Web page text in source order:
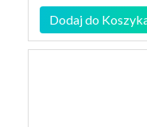
Dodaj do